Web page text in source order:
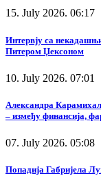
15. July 2026. 06:17
Интервју са
Питером Џексоном
10. July 2026. 07:01
Александра
– између финансија,
07. July 2026. 05:08
Попадија Габријела